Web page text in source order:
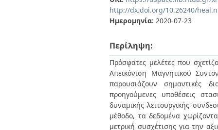
http://dx.doi.org/10.26240/
Ημερομηνία: 2020-07-23
Περίληψη:
Πρόσφατες μελέτες που
Απεικόνιση Μαγνητικού
παρουσιάζουν σημαντικές
προηγούμενες υποθέσεις
δυναμικής λειτουργικής
μέθοδο, τα δεδομένα
μετρική συσχέτισης για την